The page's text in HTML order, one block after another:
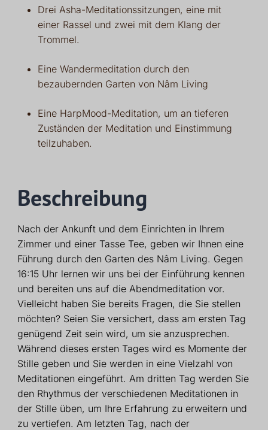
Drei Asha-Meditationssitzungen, eine mit
einer Rassel und zwei mit dem Klang der
Trommel.
Eine Wandermeditation durch den
bezaubernden Garten von Nâm Living
Eine HarpMood-Meditation, um an tieferen
Zuständen der Meditation und Einstimmung
teilzuhaben.
Beschreibung
Nach der Ankunft und dem Einrichten in Ihrem
Zimmer und einer Tasse Tee, geben wir Ihnen eine
Führung durch den Garten des Nâm Living. Gegen
16:15 Uhr lernen wir uns bei der Einführung kennen
und bereiten uns auf die Abendmeditation vor.
Vielleicht haben Sie bereits Fragen, die Sie stellen
möchten? Seien Sie versichert, dass am ersten Tag
genügend Zeit sein wird, um sie anzusprechen.
Während dieses ersten Tages wird es Momente der
Stille geben und Sie werden in eine Vielzahl von
Meditationen eingeführt. Am dritten Tag werden Sie
den Rhythmus der verschiedenen Meditationen in
der Stille üben, um Ihre Erfahrung zu erweitern und
zu vertiefen. Am letzten Tag, nach der